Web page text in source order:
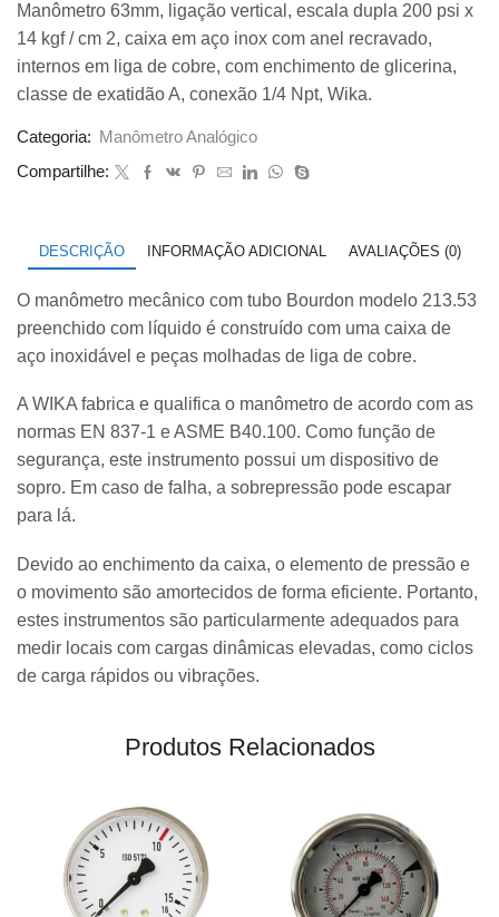
original
era:
R$ 125,00.
atual
é:
R$ 118,00.
Manômetro 63mm, ligação vertical, escala dupla 200 psi x
14 kgf / cm 2, caixa em aço inox com anel recravado,
internos em liga de cobre, com enchimento de glicerina,
classe de exatidão A, conexão 1/4 Npt, Wika.
Categoria:
Manômetro Analógico
Compartilhe:
DESCRIÇÃO INFORMAÇÃO ADICIONAL AVALIAÇÕES (0)
O manômetro mecânico com tubo Bourdon modelo 213.53
preenchido com líquido é construído com uma caixa de
aço inoxidável e peças molhadas de liga de cobre.
A WIKA fabrica e qualifica o manômetro de acordo com as
normas EN 837-1 e ASME B40.100. Como função de
segurança, este instrumento possui um dispositivo de
sopro. Em caso de falha, a sobrepressão pode escapar
para lá.
Devido ao enchimento da caixa, o elemento de pressão e
o movimento são amortecidos de forma eficiente. Portanto,
estes instrumentos são particularmente adequados para
medir locais com cargas dinâmicas elevadas, como ciclos
de carga rápidos ou vibrações.
Produtos Relacionados